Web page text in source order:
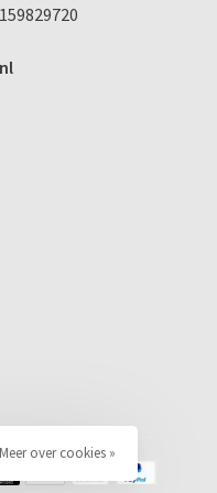
Meer over cookies »